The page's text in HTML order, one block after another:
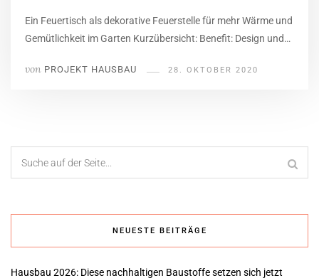
Ein Feuertisch als dekorative Feuerstelle für mehr Wärme und
Gemütlichkeit im Garten Kurzübersicht: Benefit: Design und…
von PROJEKT HAUSBAU 28. OKTOBER 2020
NEUESTE BEITRÄGE
Hausbau 2026: Diese nachhaltigen Baustoffe setzen sich jetzt